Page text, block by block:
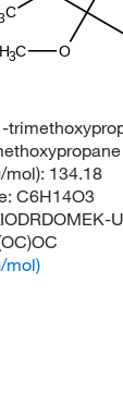
C
O
H3C
mol): 134.18
C6H14O3
mol)